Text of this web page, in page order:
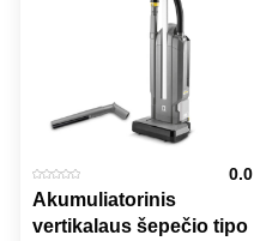
0.0
Akumuliatorinis
vertikalaus šepečio tipo